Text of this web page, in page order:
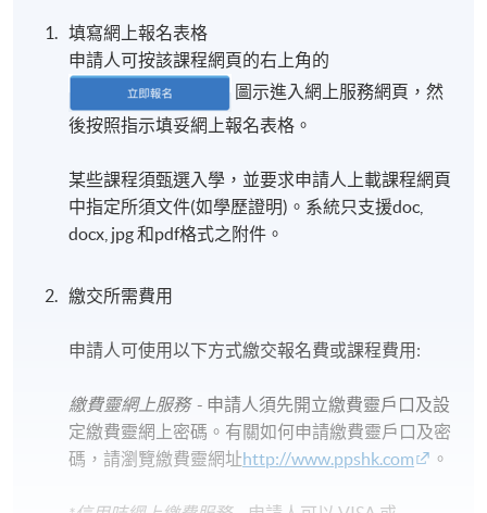
填寫網上報名表格
申請人可按該課程網頁的右上角的
圖示進入網上服務網頁，然
後按照指示填妥網上報名表格。
某些課程須甄選入學，並要求申請人上載課程網頁
中指定所須文件(如學歷證明)。系統只支援doc,
docx, jpg 和pdf格式之附件。
繳交所需費用
申請人可使用以下方式繳交報名費或課程費用:
繳費靈網上服務- 申請人須先開立繳費靈戶口及設
定繳費靈網上密碼。有關如何申請繳費靈戶口及密
碼，請瀏覽繳費靈網址http://www.ppshk.com 。